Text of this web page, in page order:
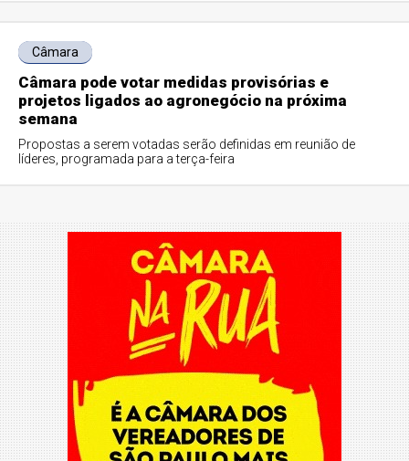
Câmara
Câmara pode votar medidas provisórias e
projetos ligados ao agronegócio na próxima
semana
Propostas a serem votadas serão definidas em reunião de
líderes, programada para a terça-feira